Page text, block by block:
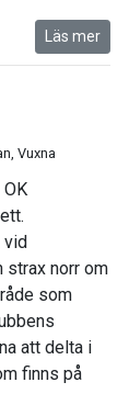
Läs mer
Vuxna
vid
strax norr om
som
att delta i
finns på